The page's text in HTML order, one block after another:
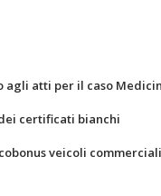
agli atti per il caso
certificati bianchi
veicoli commerciali